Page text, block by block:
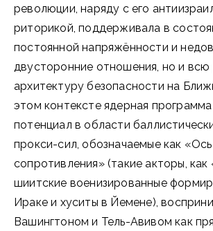
революции, наряду с его
риторикой, поддерживала в
постоянной напряжённости и
двусторонние отношения, но и всю
архитектуру безопасности на
этом контексте ядерная
потенциал в области
прокси-сил, обозначаемые как «Ось
сопротивления» (такие акторы, как
шиитские военизированные
Ираке и хуситы в Йемене),
Вашингтоном и Тель-Авивом как